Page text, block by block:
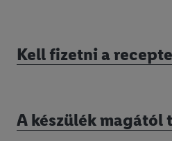
Kell fizetni a
A készülék magától